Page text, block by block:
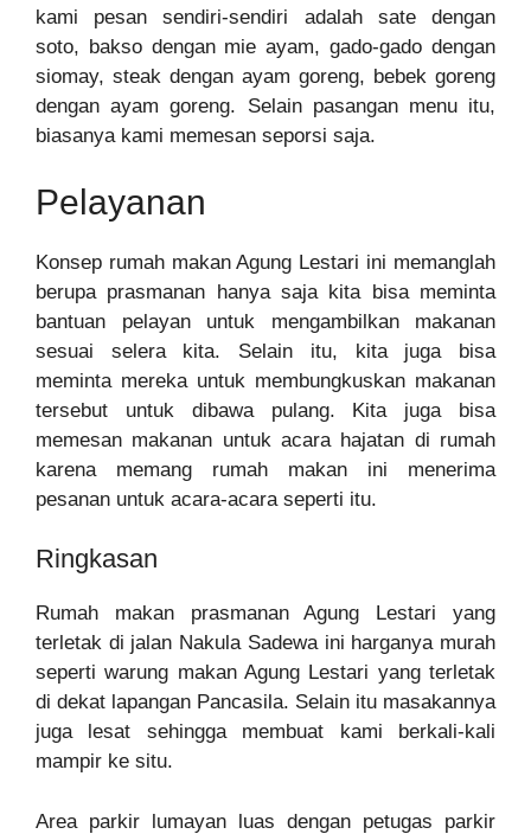
kami pesan sendiri-sendiri adalah sate dengan
soto, bakso dengan mie ayam, gado-gado dengan
siomay, steak dengan ayam goreng, bebek goreng
dengan ayam goreng. Selain pasangan menu itu,
biasanya kami memesan seporsi saja.
Pelayanan
Konsep rumah makan Agung Lestari ini memanglah
berupa prasmanan hanya saja kita bisa meminta
bantuan pelayan untuk mengambilkan makanan
sesuai selera kita. Selain itu, kita juga bisa
meminta mereka untuk membungkuskan makanan
tersebut untuk dibawa pulang. Kita juga bisa
memesan makanan untuk acara hajatan di rumah
karena memang rumah makan ini menerima
pesanan untuk acara-acara seperti itu.
Ringkasan
Rumah makan prasmanan Agung Lestari yang
terletak di jalan Nakula Sadewa ini harganya murah
seperti warung makan Agung Lestari yang terletak
di dekat lapangan Pancasila. Selain itu masakannya
juga lesat sehingga membuat kami berkali-kali
mampir ke situ.
Area parkir lumayan luas dengan petugas parkir